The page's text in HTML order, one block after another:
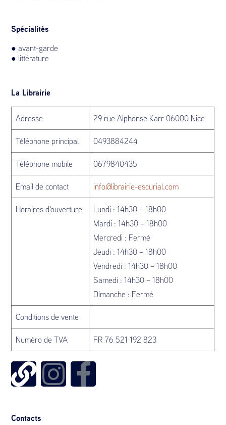
Spécialités
● avant-garde
● littérature
La Librairie
Adresse 29 rue Alphonse Karr 06000 Nice
Téléphone principal 0493884244
Téléphone mobile 0679840435
Email de contact info@librairie-escurial.com
Horaires d'ouverture
Lundi : 14h30 – 18h00
Mardi : 14h30 – 18h00
Mercredi : Fermé
Jeudi : 14h30 – 18h00
Vendredi : 14h30 – 18h00
Samedi : 14h30 – 18h00
Dimanche : Fermé
Conditions de vente
Numéro de TVA FR 76 521 192 823
Contacts